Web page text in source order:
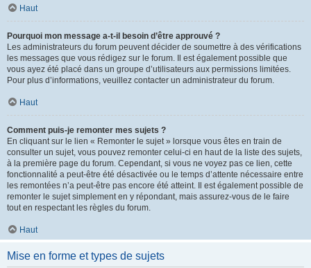
Haut
Pourquoi mon message a-t-il besoin d’être approuvé ?
Les administrateurs du forum peuvent décider de soumettre à des vérifications
les messages que vous rédigez sur le forum. Il est également possible que
vous ayez été placé dans un groupe d’utilisateurs aux permissions limitées.
Pour plus d’informations, veuillez contacter un administrateur du forum.
Haut
Comment puis-je remonter mes sujets ?
En cliquant sur le lien « Remonter le sujet » lorsque vous êtes en train de
consulter un sujet, vous pouvez remonter celui-ci en haut de la liste des sujets,
à la première page du forum. Cependant, si vous ne voyez pas ce lien, cette
fonctionnalité a peut-être été désactivée ou le temps d’attente nécessaire entre
les remontées n’a peut-être pas encore été atteint. Il est également possible de
remonter le sujet simplement en y répondant, mais assurez-vous de le faire
tout en respectant les règles du forum.
Haut
Mise en forme et types de sujets